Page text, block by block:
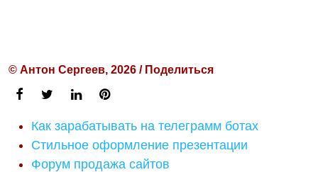
© Антон Сергеев, 2026 / Поделиться
Как зарабатывать на телеграмм ботах
Стильное оформление презентации
Форум продажа сайтов